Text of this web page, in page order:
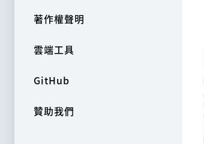
著作權聲明
雲端工具
GitHub
贊助我們